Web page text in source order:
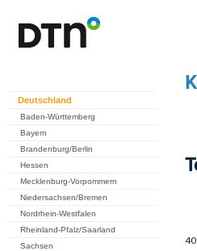
Deutschland
Baden-Württemberg
Bayern
Brandenburg/Berlin
Hessen
Mecklenburg-Vorpommern
Niedersachsen/Bremen
Nordrhein-Westfalen
Rheinland-Pfalz/Saarland
Sachsen